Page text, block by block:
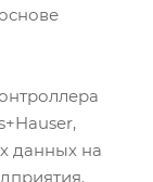
данных на